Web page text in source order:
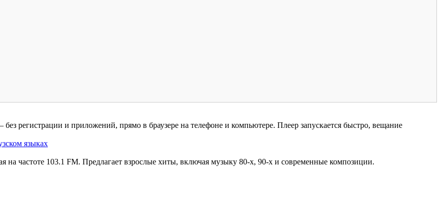
регистрации и приложений, прямо в браузере на телефоне и компьютере. Плеер запускается быстро, вещание
языках
частоте 103.1 FM. Предлагает взрослые хиты, включая музыку 80-х, 90-х и современные композиции.